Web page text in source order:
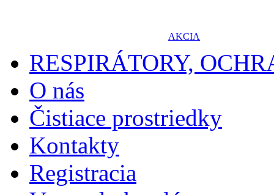
AKCIA
RESPIRÁTORY,
O nás
Čistiace prostriedky
Kontakty
Registracia